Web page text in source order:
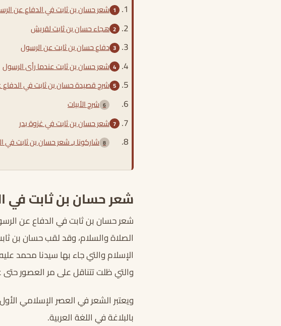
شعر حسان بن ثابت في الدفاع عن
هجاء حسان بن ثابت لقريش
دفاع حسان بن ثابت عن الرسول
شعر حسان بن ثابت عندما رأى الرسول
شرح قصيدة حسان بن ثابت في
شرح الأبيات
شعر حسان بن ثابت في غزوة بدر
شاركونا بـ شعر حسان بن ثابت في
شعر حسان بن ثابت في
شعر حسان بن ثابت في الدفاع عن
الصلاة والسلام، وقد لقب حسان بن
الإسلام والتي جاء بها سيدنا محمد
والتي ظلت تتناقل على مر العصور حتى
ويعتبر الشعر في العصر الإسلامي
بالبلاغة في اللغة العربية.